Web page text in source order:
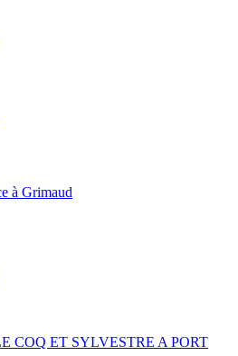
à Grimaud
COQ ET SYLVESTRE A PORT